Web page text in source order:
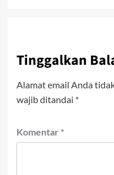
Tinggalkan
Alamat email Anda
wajib ditandai *
Komentar *